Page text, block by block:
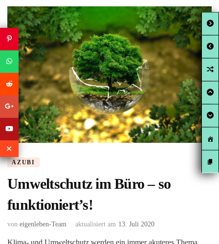
AZUBI
Umweltschutz im Büro – so
funktioniert’s!
von eigenleben-Team aktualisiert am 13. Juli 2020
Klima- und Umweltschutz werden ein immer akuteres Thema.